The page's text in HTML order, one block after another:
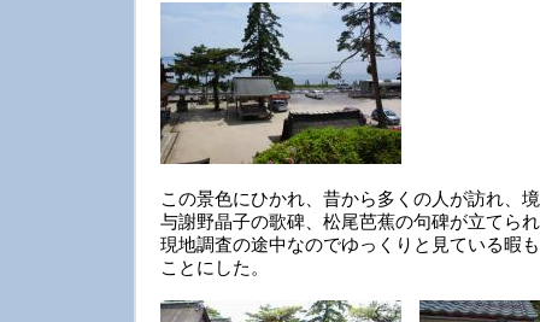
この景色にひかれ、昔から多くの人が訪れ、
与謝野晶子の歌碑、松尾芭蕉の句碑が立てら
現地調査の途中なのでゆっくりと見ている暇
ことにした。